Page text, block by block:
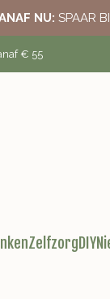
NU: SPAAR
€ 55
ZelfzorgDIY